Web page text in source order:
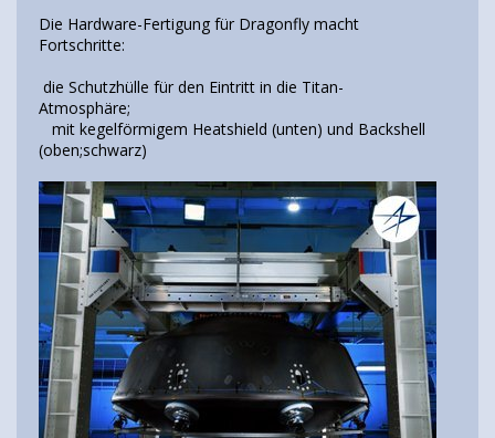
Die Hardware-Fertigung für Dragonfly macht
Fortschritte:
die Schutzhülle für den Eintritt in die Titan-
Atmosphäre;
mit kegelförmigem Heatshield (unten) und Backshell
(oben;schwarz)